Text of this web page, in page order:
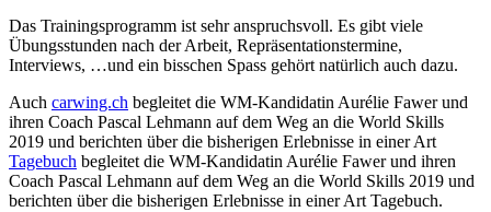
Das Trainingsprogramm ist sehr anspruchsvoll. Es gibt viele
Übungsstunden nach der Arbeit, Repräsentationstermine,
Interviews, …und ein bisschen Spass gehört natürlich auch dazu.
Auch carwing.ch begleitet die WM-Kandidatin Aurélie Fawer und
ihren Coach Pascal Lehmann auf dem Weg an die World Skills
2019 und berichten über die bisherigen Erlebnisse in einer Art
Tagebuch begleitet die WM-Kandidatin Aurélie Fawer und ihren
Coach Pascal Lehmann auf dem Weg an die World Skills 2019 und
berichten über die bisherigen Erlebnisse in einer Art Tagebuch.